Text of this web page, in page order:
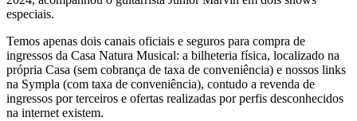
especiais.
Temos apenas dois canais oficiais e seguros para compra de
ingressos da Casa Natura Musical: a bilheteria física, localizado na
própria Casa (sem cobrança de taxa de conveniência) e nossos links
na Sympla (com taxa de conveniência), contudo a revenda de
ingressos por terceiros e ofertas realizadas por perfis desconhecidos
na internet existem.